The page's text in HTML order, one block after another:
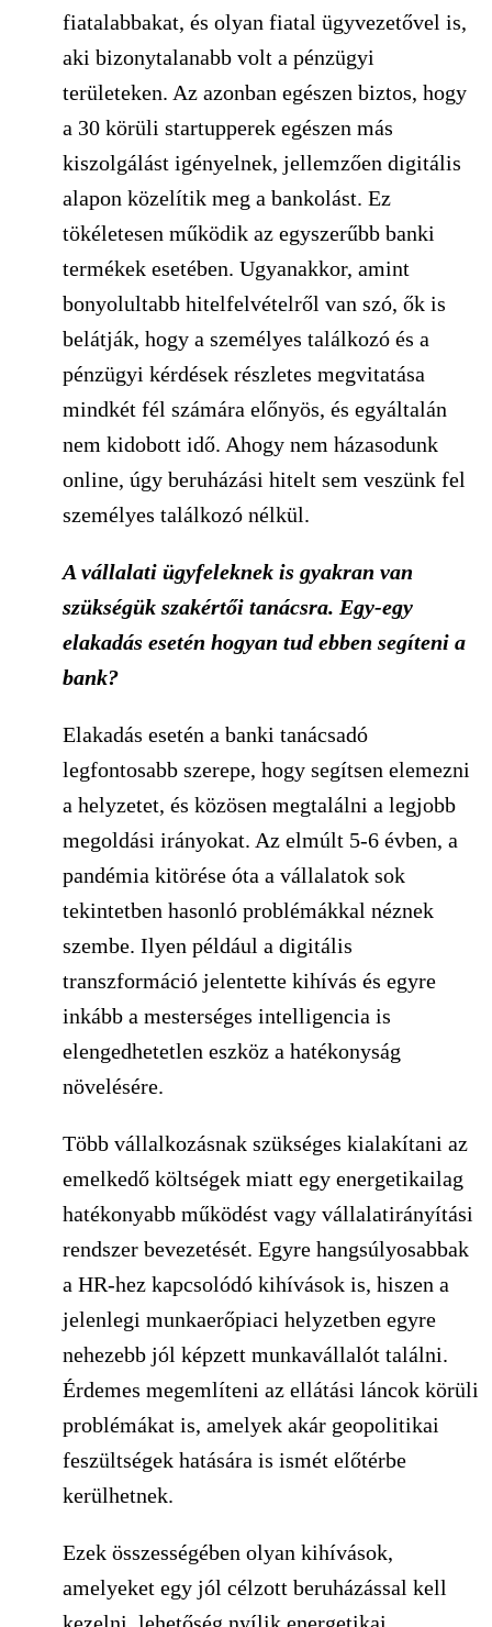
fiatalabbakat, és olyan fiatal ügyvezetővel is,
aki bizonytalanabb volt a pénzügyi
területeken. Az azonban egészen biztos, hogy
a 30 körüli startupperek egészen más
kiszolgálást igényelnek, jellemzően digitális
alapon közelítik meg a bankolást. Ez
tökéletesen működik az egyszerűbb banki
termékek esetében. Ugyanakkor, amint
bonyolultabb hitelfelvételről van szó, ők is
belátják, hogy a személyes találkozó és a
pénzügyi kérdések részletes megvitatása
mindkét fél számára előnyös, és egyáltalán
nem kidobott idő. Ahogy nem házasodunk
online, úgy beruházási hitelt sem veszünk fel
személyes találkozó nélkül.
A vállalati ügyfeleknek is gyakran van
szükségük szakértői tanácsra. Egy-egy
elakadás esetén hogyan tud ebben segíteni a
bank?
Elakadás esetén a banki tanácsadó
legfontosabb szerepe, hogy segítsen elemezni
a helyzetet, és közösen megtalálni a legjobb
megoldási irányokat. Az elmúlt 5-6 évben, a
pandémia kitörése óta a vállalatok sok
tekintetben hasonló problémákkal néznek
szembe. Ilyen például a digitális
transzformáció jelentette kihívás és egyre
inkább a mesterséges intelligencia is
elengedhetetlen eszköz a hatékonyság
növelésére.
Több vállalkozásnak szükséges kialakítani az
emelkedő költségek miatt egy energetikailag
hatékonyabb működést vagy vállalatirányítási
rendszer bevezetését. Egyre hangsúlyosabbak
a HR-hez kapcsolódó kihívások is, hiszen a
jelenlegi munkaerőpiaci helyzetben egyre
nehezebb jól képzett munkavállalót találni.
Érdemes megemlíteni az ellátási láncok körüli
problémákat is, amelyek akár geopolitikai
feszültségek hatására is ismét előtérbe
kerülhetnek.
Ezek összességében olyan kihívások,
amelyeket egy jól célzott beruházással kell